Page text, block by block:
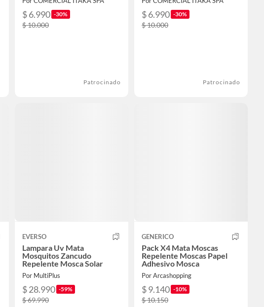
$ 6.990 -30%
$ 10.000
Patrocinado
$ 6.990 -30%
$ 10.000
Patrocinado
EVERSO
Lampara Uv Mata
Mosquitos Zancudo
Repelente Mosca Solar
Por MultiPlus
$ 28.990 -59%
$ 69.990
GENERICO
Pack X4 Mata Moscas
Repelente Moscas Papel
Adhesivo Mosca
Por Arcashopping
$ 9.140 -10%
$ 10.150